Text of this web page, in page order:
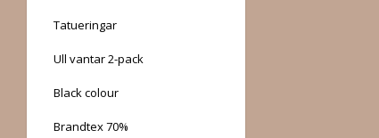
Tatueringar
Ull vantar 2-pack
Black colour
Brandtex 70%